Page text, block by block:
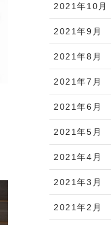
2021年10月
2021年9月
2021年8月
2021年7月
2021年6月
2021年5月
2021年4月
2021年3月
2021年2月